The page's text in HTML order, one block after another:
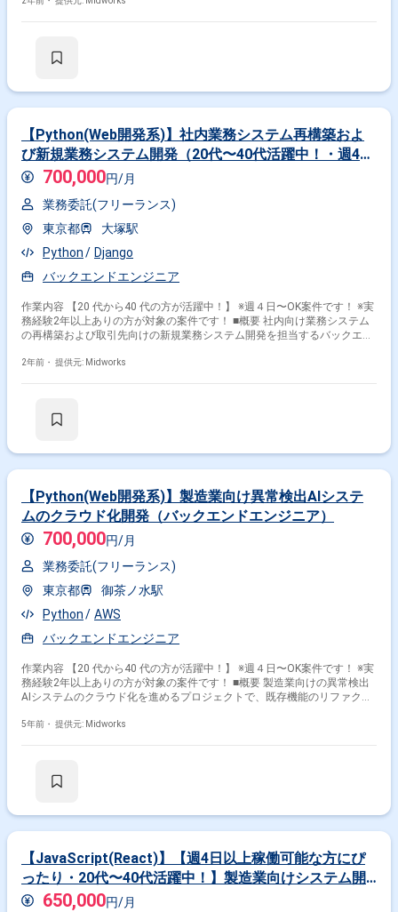
た、緊急時に出社が必要となる場合がございます。 ----------------------------------------
【Python(Web開発系)】社内業務システム再構築およ
び新規業務システム開発（20代〜40代活躍中！・週4日
以上稼働可能な方にぴったり！）
700,000円/月
業務委託(フリーランス)
東京都
大塚駅
Python
Django
バックエンドエンジニア
作業内容 【20 代から40 代の方が活躍中！】 ※週４日〜OK案件です！ ※実
務経験2年以上ありの方が対象の案件です！ ■概要 社内向け業務システム
の再構築および取引先向けの新規業務システム開発を担当するバックエン
た開発で、設計からテストまでの一貫した開発プロセスに携わります。開
計、製造、テストの各工程 ・Python/Djangoを用いたバックエンドシステ
件のご紹介をさせて頂きます。 弊社は様々なプロジェクトの提案を強みと
しておりますので、お気軽にご相談頂けますと幸いです。 ----------------------------
-------------------------------------- ※弊社では、法人、請負いの案件は取り扱っておりま
せん。
2年前・ 提供元: Midworks
【Python(Web開発系)】製造業向け異常検出AIシステ
ムのクラウド化開発（バックエンドエンジニア）
700,000円/月
業務委託(フリーランス)
東京都
御茶ノ水駅
Python
AWS
バックエンドエンジニア
作業内容 【20 代から40 代の方が活躍中！】 ※週４日〜OK案件です！ ※実
務経験2年以上ありの方が対象の案件です！ ■概要 製造業向けの異常検出
AIシステムのクラウド化を進めるプロジェクトで、既存機能のリファクタ
の開発、CI/CD環境の改善にも携わり、大規模Webサービスの運用経験が
び保守 勤務開始時には、プロジェクトの一員として、コミュニケーション
と幸いです。 ------------------------------------------------------------------ ※弊社では、法人、請
負いの案件は取り扱っておりません。
5年前・ 提供元: Midworks
【JavaScript(React)】【週4日以上稼働可能な方にぴ
ったり・20代〜40代活躍中！】製造業向けシステム開
発！フロントエンドエンジニア募集
650,000円/月
Python
バックエンドエンジニア
サーバーサイドエンジニア
フロントエンドエンジニア
フルスタックエンジニア
PM